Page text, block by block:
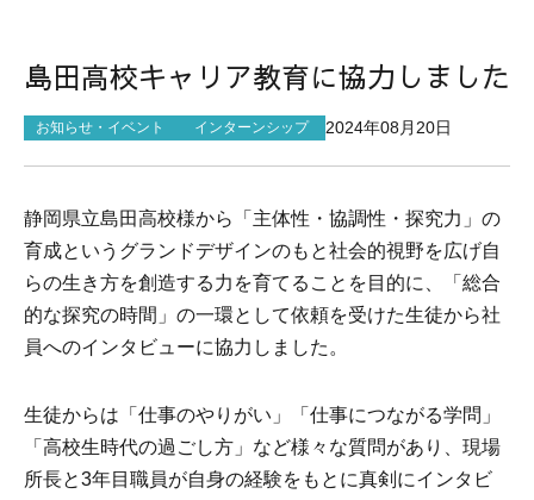
島田高校キャリア教育に協力しました
お知らせ・イベント インターンシップ 2024年08月20日
静岡県立島田高校様から「主体性・協調性・探究力」の
育成というグランドデザインのもと社会的視野を広げ自
らの生き方を創造する力を育てることを目的に、「総合
的な探究の時間」の一環として依頼を受けた生徒から社
員へのインタビューに協力しました。
生徒からは「仕事のやりがい」「仕事につながる学問」
「高校生時代の過ごし方」など様々な質問があり、現場
所長と3年目職員が自身の経験をもとに真剣にインタビ